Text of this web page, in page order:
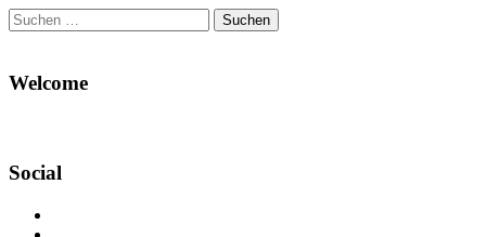
Suchen
nach:
Welcome
Social